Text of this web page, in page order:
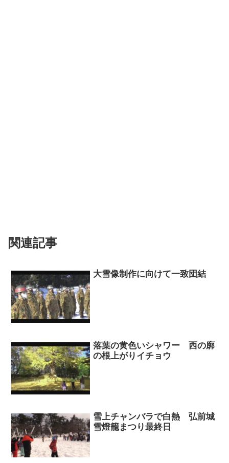
関連記事
大雪像制作に向けて一致団結
落葉の黄色いシャワー 西の廓
の根上がりイチョウ
雪上チャンバラで白熱 弘前城
雪燈籠まつり最終日